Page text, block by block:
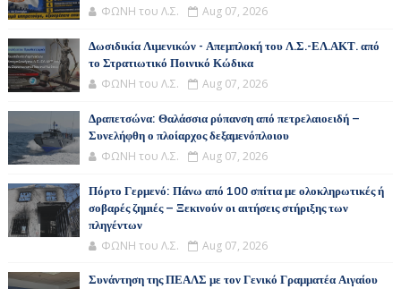
ΦΩΝΗ του Λ.Σ. Aug 07, 2026
Δωσιδικία Λιμενικών - Απεμπλοκή του Λ.Σ.-ΕΛ.ΑΚΤ. από
το Στρατιωτικό Ποινικό Κώδικα
ΦΩΝΗ του Λ.Σ. Aug 07, 2026
Δραπετσώνα: Θαλάσσια ρύπανση από πετρελαιοειδή –
Συνελήφθη ο πλοίαρχος δεξαμενόπλοιου
ΦΩΝΗ του Λ.Σ. Aug 07, 2026
Πόρτο Γερμενό: Πάνω από 100 σπίτια με ολοκληρωτικές ή
σοβαρές ζημιές – Ξεκινούν οι αιτήσεις στήριξης των
πληγέντων
ΦΩΝΗ του Λ.Σ. Aug 07, 2026
Συνάντηση της ΠΕΑΛΣ με τον Γενικό Γραμματέα Αιγαίου